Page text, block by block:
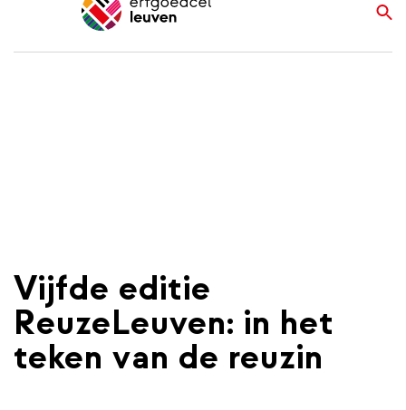
Navigatie
wisselen
Vijfde editie
ReuzeLeuven: in het
teken van de reuzin